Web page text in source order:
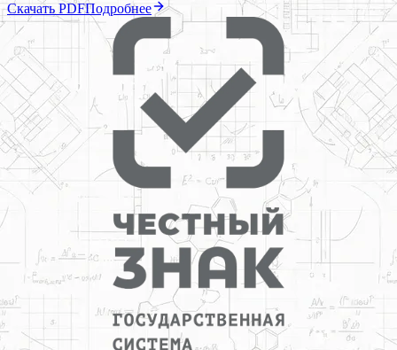
Скачать PDFПодробнее